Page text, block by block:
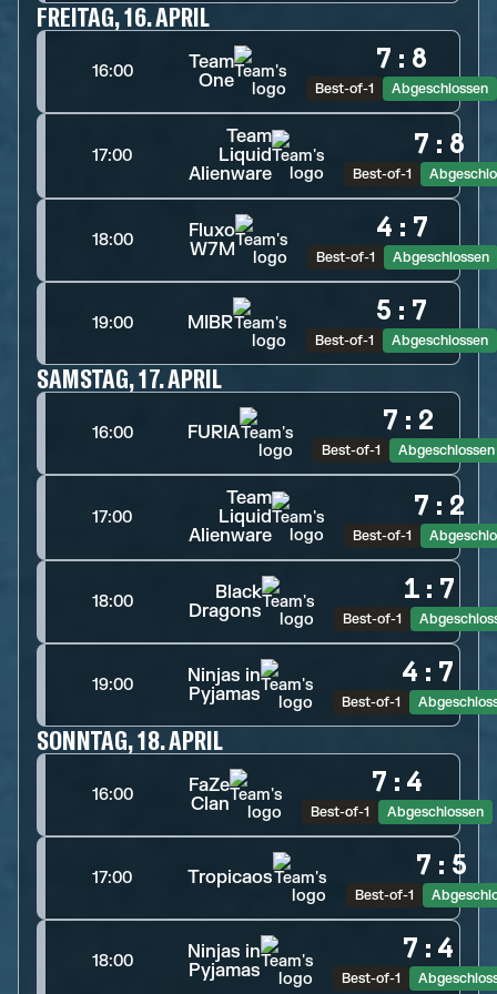
FREITAG, 16. APRIL
16:00
Team
One
7 : 8
Best-of-1 Abgeschlossen
17:00
Team
Liquid
Alienware
7 : 8
Best-of-1
18:00
Fluxo
W7M
4 : 7
Best-of-1 Abgeschlossen
19:00 MIBR 5 : 7
Best-of-1 Abgeschlossen
SAMSTAG, 17. APRIL
16:00 FURIA 7 : 2
Best-of-1 Abgeschlossen
17:00
Team
Liquid
Alienware
7 : 2
Best-of-1
18:00
Black
Dragons
1 : 7
Best-of-1
19:00
Ninjas in
Pyjamas
4 : 7
Best-of-1
SONNTAG, 18. APRIL
16:00
FaZe
Clan
7 : 4
Best-of-1 Abgeschlossen
17:00 Tropicaos 7 : 5
Best-of-1
18:00
Ninjas in
Pyjamas
7 : 4
Best-of-1